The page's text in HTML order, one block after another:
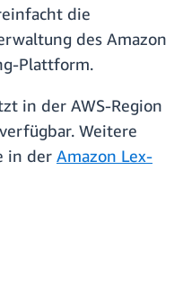
die
des Amazon
Plattform.
in der AWS-Region
Weitere
in der Amazon Lex-